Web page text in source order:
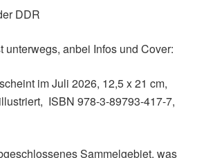
DDR
unterwegs, anbei Infos und Cover:
im Juli 2026, 12,5 x 21 cm,
ISBN 978-3-89793-417-7,
Sammelgebiet, was